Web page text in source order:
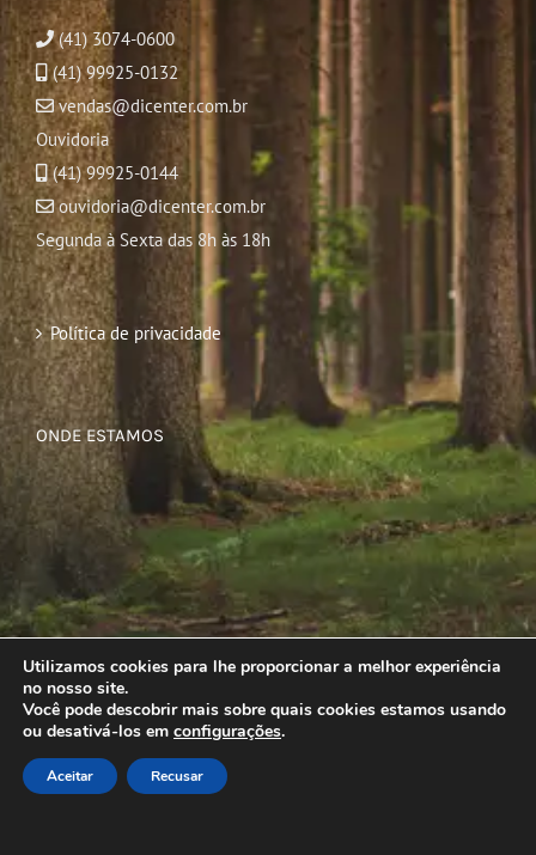
(41) 3074-0600
(41) 99925-0132
vendas@dicenter.com.br
Ouvidoria
(41) 99925-0144
ouvidoria@dicenter.com.br
Segunda à Sexta das 8h às 18h
Política de privacidade
ONDE ESTAMOS
Utilizamos cookies para lhe proporcionar a melhor experiência
no nosso site.
Você pode descobrir mais sobre quais cookies estamos usando
ou desativá-los em configurações.
Aceitar Recusar